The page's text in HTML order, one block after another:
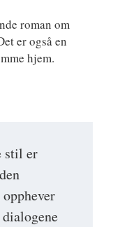
stil er
roman om
er også en
hjem.